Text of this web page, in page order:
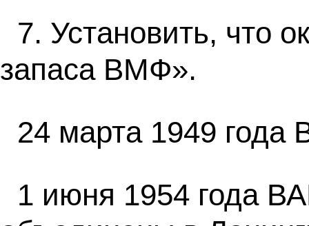
7. Установить, что
запаса ВМФ».
24 марта 1949
1 июня 1954 года